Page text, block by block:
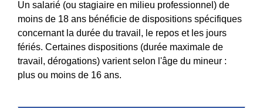
Un salarié (ou stagiaire en milieu professionnel) de
moins de 18 ans bénéficie de dispositions spécifiques
concernant la durée du travail, le repos et les jours
fériés. Certaines dispositions (durée maximale de
travail, dérogations) varient selon l'âge du mineur :
plus ou moins de 16 ans.